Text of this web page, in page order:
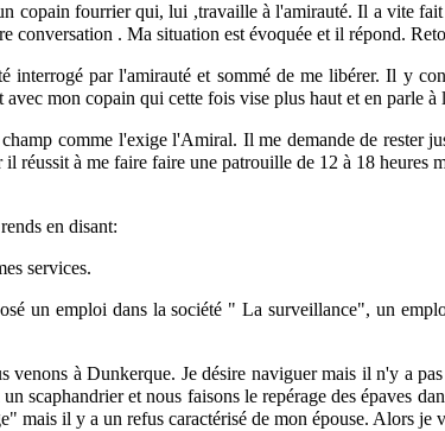
copain fourrier qui, lui ,travaille à l'amirauté. Il a vite
conversation . Ma situation est évoquée et il répond.
par l'amirauté et sommé de me libérer. Il y
avec mon copain qui cette fois vise plus haut et en parle
comme l'exige l'Amiral. Il me demande de rester
réussit à me faire faire une patrouille de 12 à 18
en disant:
services.
un emploi dans la société " La surveillance", un
à Dunkerque. Je désire naviguer mais il n'y a
et nous faisons le repérage des épaves
il y a un refus caractérisé de mon épouse. Alors je